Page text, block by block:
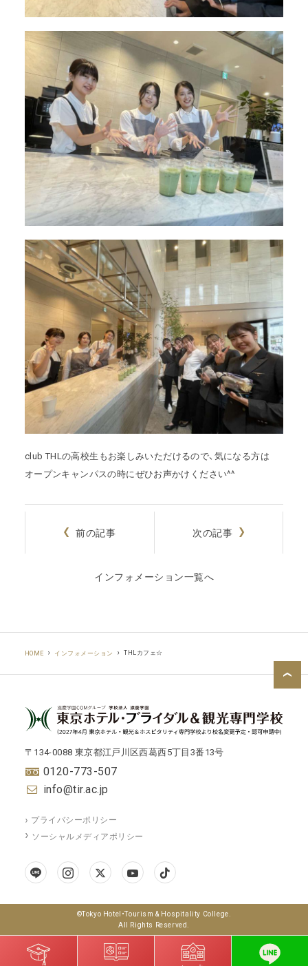
club THLの高校生もお楽しみいただけるので、気になる方は
オープンキャンパスの時にぜひお声かけください^^
前の記事
インフォメーション一覧へ
次の記事
HOME インフォメーション THLカフェ☆
〒134-0088 東京都江戸川区西葛西5丁目3番13号
0120-773-507
info@tir.ac.jp
プライバシーポリシー
ソーシャルメディアポリシー
©Tokyo Hotel•Tourism & Hospitality College.
All Rights Reserved.